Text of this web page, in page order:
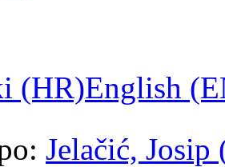
(HR)English
Jelačić,